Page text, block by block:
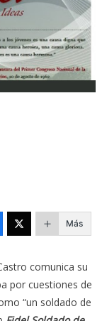
Más
comunica su
por cuestiones de
“un soldado de